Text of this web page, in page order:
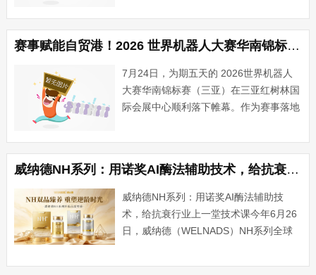
简称“镇江移动”）联合句容市委社会工作
部、句容市总工会、句容崇明街道，共同
开展句容市新就业群体集中···...
赛事赋能自贸港！2026 世界机器人大赛华南锦标赛在三亚圆满落幕
7月24日，为期五天的 2026世界机器人
大赛华南锦标赛（三亚）在三亚红树林国
际会展中心顺利落下帷幕。作为赛事落地
区域核心锦标赛，规模、国际化程度、竞
赛体系实现全方位突破。超7000支参赛
队伍、一万余名青···...
威纳德NH系列：用诺奖AI酶法辅助技术，给抗衰行业上一堂技术课
威纳德NH系列：用诺奖AI酶法辅助技
术，给抗衰行业上一堂技术课今年6月26
日，威纳德（WELNADS）NH系列全球
砌晦涩的科研术语——整场发布会贯穿始